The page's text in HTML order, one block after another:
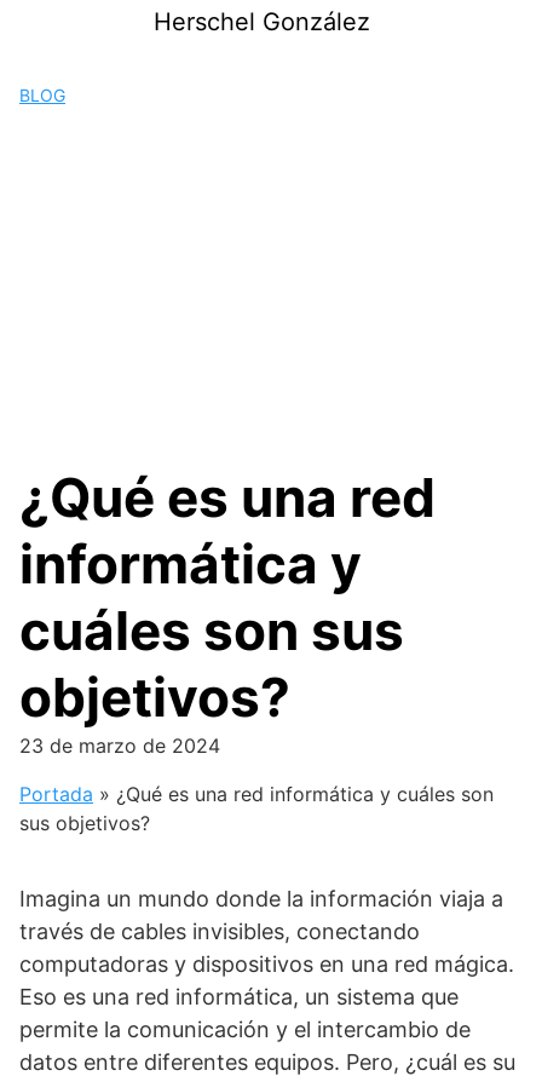
Herschel González
BLOG
¿Qué es una red
informática y
cuáles son sus
objetivos?
23 de marzo de 2024
Portada » ¿Qué es una red informática y cuáles son
sus objetivos?
Imagina un mundo donde la información viaja a
través de cables invisibles, conectando
computadoras y dispositivos en una red mágica.
Eso es una red informática, un sistema que
permite la comunicación y el intercambio de
datos entre diferentes equipos. Pero, ¿cuál es su